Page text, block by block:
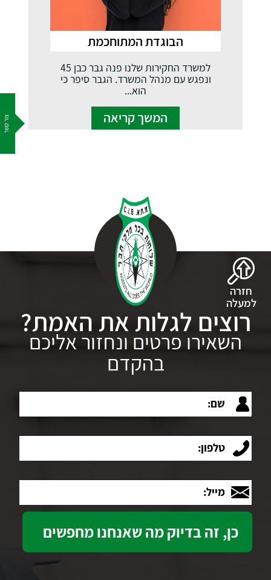
צור קשר
הבוגדת המתוחכמת
למשרד החקירות שלנו פנה גבר כבן 45
ונפגש עם מנהל המשרד. הגבר סיפר כי
הוא...
המשך קריאה
חזרה
למעלה
רוצים לגלות את האמת?
השאירו פרטים ונחזור אליכם
בהקדם
שם:
טלפון:
מייל: